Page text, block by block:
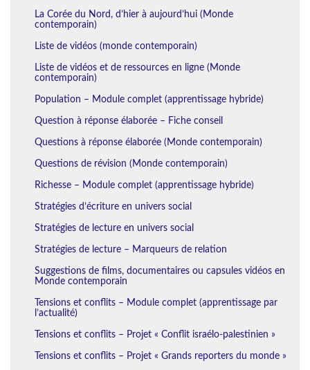
La Corée du Nord, d’hier à aujourd’hui (Monde
contemporain)
Liste de vidéos (monde contemporain)
Liste de vidéos et de ressources en ligne (Monde
contemporain)
Population – Module complet (apprentissage hybride)
Question à réponse élaborée – Fiche conseil
Questions à réponse élaborée (Monde contemporain)
Questions de révision (Monde contemporain)
Richesse – Module complet (apprentissage hybride)
Stratégies d’écriture en univers social
Stratégies de lecture en univers social
Stratégies de lecture – Marqueurs de relation
Suggestions de films, documentaires ou capsules vidéos en
Monde contemporain
Tensions et conflits – Module complet (apprentissage par
l’actualité)
Tensions et conflits – Projet « Conflit israélo-palestinien »
Tensions et conflits – Projet « Grands reporters du monde »